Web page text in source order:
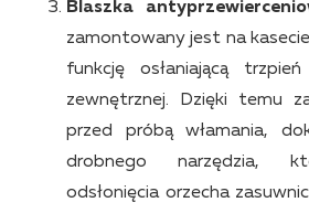
Blaszka
zamontowany jest na kasecie
funkcję osłaniającą
zewnętrznej. Dzięki temu
przed próbą włamania,
drobnego narzędzia,
odsłonięcia orzecha